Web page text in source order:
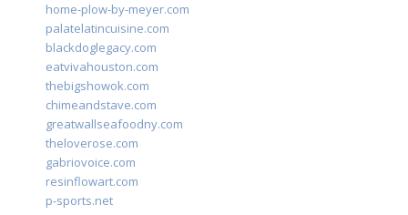
home-plow-by-meyer.com
palatelatincuisine.com
blackdoglegacy.com
eatvivahouston.com
thebigshowok.com
chimeandstave.com
greatwallseafoodny.com
theloverose.com
gabriovoice.com
resinflowart.com
p-sports.net